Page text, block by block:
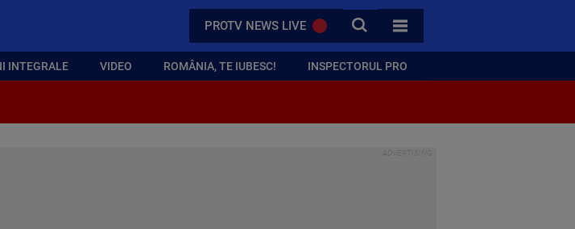
PROTV NEWS LIVE CAUTA
TOATE CATEGORIILE
INTEGRALE VIDEO ROMÂNIA, TE IUBESC! INSPECTORUL PRO